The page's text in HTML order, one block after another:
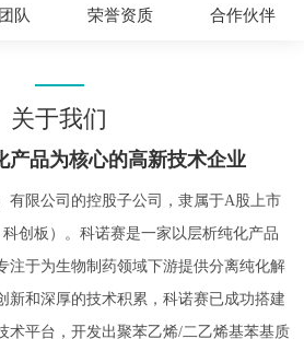
队 荣誉资质 合作伙伴
关于我们
产品为核心的高新技术企业
有限公司的控股子公司，隶属于A股上市
科创板）。科诺赛是一家以层析纯化产品
注于为生物制药领域下游提供分离纯化解
新和深厚的技术积累，科诺赛已成功搭建
术平台，开发出聚苯乙烯/二乙烯基苯基质